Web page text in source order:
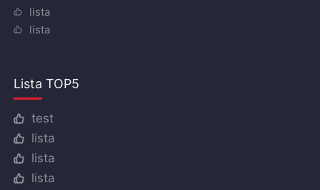
lista
lista
Lista TOP5
test
lista
lista
lista